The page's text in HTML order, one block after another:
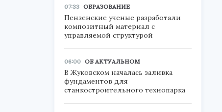
07:33 ОБРАЗОВАНИЕ
Пензенские ученые разработали
композитный материал с
управляемой структурой
06:00 ОБ АКТУАЛЬНОМ
В Жуковском началась заливка
фундаментов для
станкостроительного технопарка